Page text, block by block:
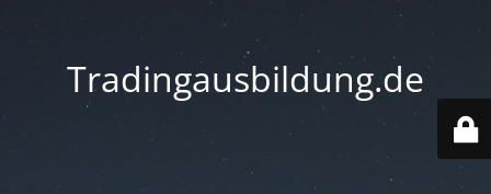
Tradingausbildung.de